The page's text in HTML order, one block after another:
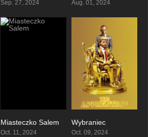
Sep. 27, 2024 Aug. 01, 2024
0
Miasteczko Salem
Oct. 11, 2024
Wybraniec
Oct. 09, 2024